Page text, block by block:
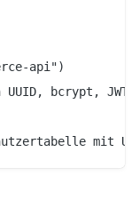
api")
bcrypt, JWT